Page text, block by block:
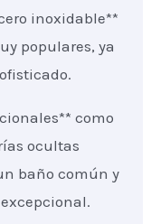
inoxidable**
populares, ya
como
ocultas
baño común y